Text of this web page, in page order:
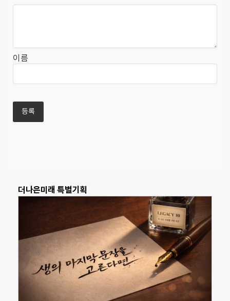
이름
더나은미래 특별기획